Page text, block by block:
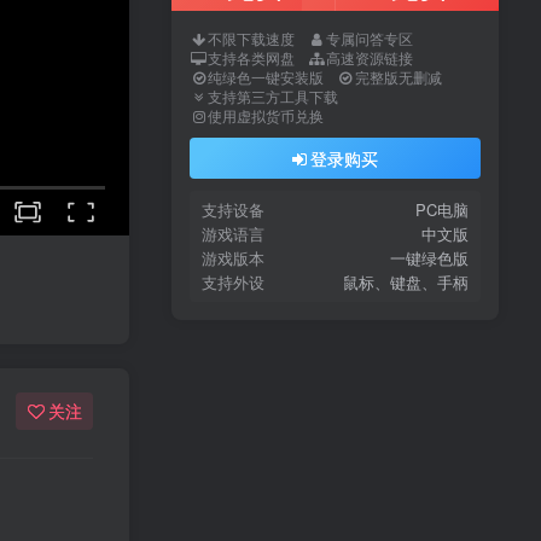
关注
不限下载速度
专属问答专区
支持各类网盘
高速资源链接
纯绿色一键安装版
完整版无删减
支持第三方工具下载
使用虚拟货币兑换
登录购买
支持设备
PC电脑
游戏语言
中文版
游戏版本
一键绿色版
支持外设
鼠标、键盘、手柄